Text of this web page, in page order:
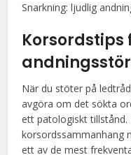
Snarkning: ljudlig
Korsordstips
När du stöter på
avgöra om det sökta
ett patologiskt
korsordssammanhang
ett av de mest